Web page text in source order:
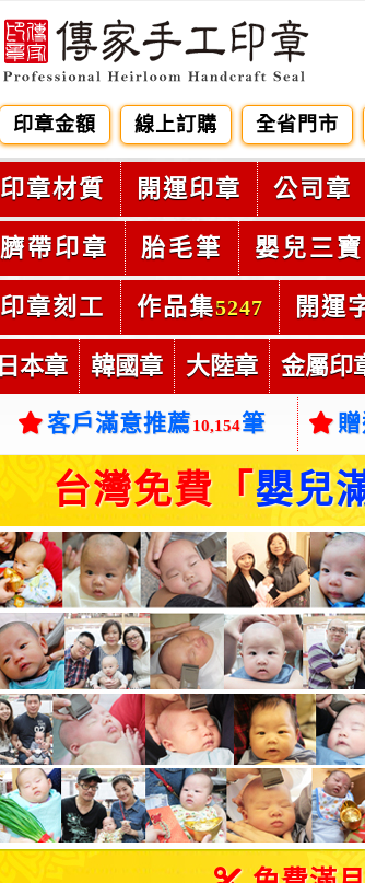
印章金額 線上訂購 全省門市
印章材質 開運印章 公司章
臍帶印章 胎毛筆 嬰兒三寶
印章刻工 作品集5247 開運
日本章 韓國章 大陸章 金屬印
客戶滿意推薦10,154筆 贈
台灣免費「 嬰兒